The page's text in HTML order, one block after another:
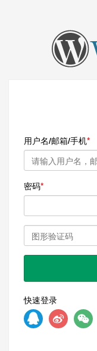
用户名/邮箱/手机
密码
快速登录